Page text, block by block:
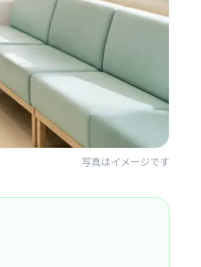
写真はイメージです